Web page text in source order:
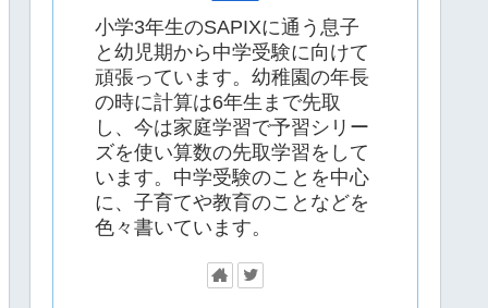
小学3年生のSAPIXに通う息子
と幼児期から中学受験に向けて
頑張っています。幼稚園の年長
の時に計算は6年生まで先取
し、今は家庭学習で予習シリー
ズを使い算数の先取学習をして
います。中学受験のことを中心
に、子育てや教育のことなどを
色々書いています。